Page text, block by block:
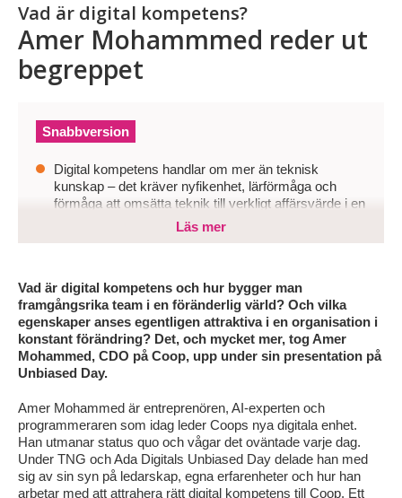
Vad är digital kompetens?
Amer Mohammmed reder ut
begreppet
Snabbversion
Digital kompetens handlar om mer än teknisk
kunskap – det kräver nyfikenhet, lärförmåga och
förmåga att omsätta teknik till verkligt affärsvärde i en
snabbt föränderlig värld.
och därmed halka efter i sin digitala utveckling.
För att lyckas behöver företag bredda synen på
kompetens, rekrytera utifrån skills och potential samt
bygga team som kombinerar teknisk spets med vilja
att ständigt utvecklas.
Läs mer
Vad är digital kompetens och hur bygger man
framgångsrika team i en föränderlig värld? Och vilka
egenskaper anses egentligen attraktiva i en organisation i
konstant förändring? Det, och mycket mer, tog Amer
Mohammed, CDO på Coop, upp under sin presentation på
Unbiased Day.
Amer Mohammed är entreprenören, AI-experten och
programmeraren som idag leder Coops nya digitala enhet.
Han utmanar status quo och vågar det oväntade varje dag.
Under TNG och Ada Digitals Unbiased Day delade han med
sig av sin syn på ledarskap, egna erfarenheter och hur han
arbetar med att attrahera rätt digital kompetens till Coop. Ett